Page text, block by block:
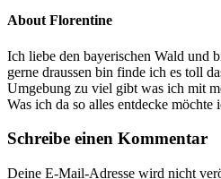
About Florentine
Ich liebe den bayerischen Wald und
gerne draussen bin finde ich es toll
Umgebung zu viel gibt was ich mit
Was ich da so alles entdecke möchte
Schreibe einen Kommentar
Deine E-Mail-Adresse wird nicht